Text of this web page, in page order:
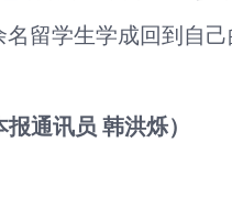
名留学生学成回到自
报通讯员 韩洪烁）